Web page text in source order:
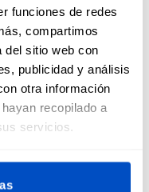
funciones de redes
compartimos
del sitio web con
publicidad y análisis
otra información
recopilado a
servicios.
el precio, la talla
paquete de muestras
estándar que
a tu propio diseño.